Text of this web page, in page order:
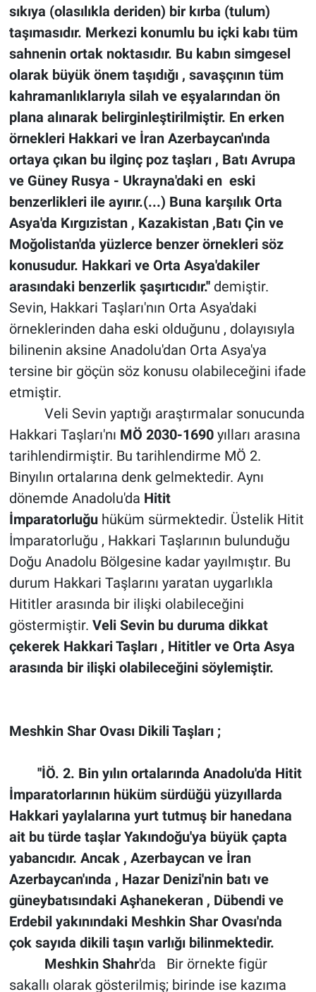
sıkıya (olasılıkla deriden) bir kırba (tulum)
taşımasıdır. Merkezi konumlu bu içki kabı tüm
sahnenin ortak noktasıdır. Bu kabın simgesel
olarak büyük önem taşıdığı , savaşçının tüm
kahramanlıklarıyla silah ve eşyalarından ön
plana alınarak belirginleştirilmiştir. En erken
örnekleri Hakkari ve İran Azerbaycan'ında
ortaya çıkan bu ilginç poz taşları , Batı Avrupa
ve Güney Rusya - Ukrayna'daki en eski
benzerlikleri ile ayırır.(...) Buna karşılık Orta
Asya'da Kırgızistan , Kazakistan ,Batı Çin ve
Moğolistan'da yüzlerce benzer örnekleri söz
konusudur. Hakkari ve Orta Asya'dakiler
arasındaki benzerlik şaşırtıcıdır.''demiştir.
Sevin, Hakkari Taşları'nın Orta Asya'daki
örneklerinden daha eski olduğunu , dolayısıyla
bilinenin aksine Anadolu'dan Orta Asya'ya
tersine bir göçün söz konusu olabileceğini ifade
etmiştir.
Veli Sevin yaptığı araştırmalar sonucunda
Hakkari Taşları'nı MÖ 2030-1690yılları arasına
tarihlendirmiştir. Bu tarihlendirme MÖ 2.
Binyılın ortalarına denk gelmektedir. Aynı
dönemde Anadolu'da Hitit
İmparatorluğuhüküm sürmektedir. Üstelik Hitit
İmparatorluğu , Hakkari Taşlarının bulunduğu
Doğu Anadolu Bölgesine kadar yayılmıştır. Bu
durum Hakkari Taşlarını yaratan uygarlıkla
Hititler arasında bir ilişki olabileceğini
göstermiştir. Veli Sevin bu duruma dikkat
çekerek Hakkari Taşları , Hititler ve Orta Asya
arasında bir ilişki olabileceğini söylemiştir.
Meshkin Shar Ovası Dikili Taşları ;
''İÖ. 2. Bin yılın ortalarında Anadolu'da Hitit
İmparatorlarının hüküm sürdüğü yüzyıllarda
Hakkari yaylalarına yurt tutmuş bir hanedana
ait bu türde taşlar Yakındoğu'ya büyük çapta
yabancıdır. Ancak , Azerbaycan ve İran
Azerbaycan'ında , Hazar Denizi'nin batı ve
güneybatısındaki Aşhanekeran , Dübendi ve
Erdebil yakınındaki Meshkin Shar Ovası'nda
çok sayıda dikili taşın varlığı bilinmektedir.
Meshkin Shahr'da Bir örnekte figür
sakallı olarak gösterilmiş; birinde ise kazıma